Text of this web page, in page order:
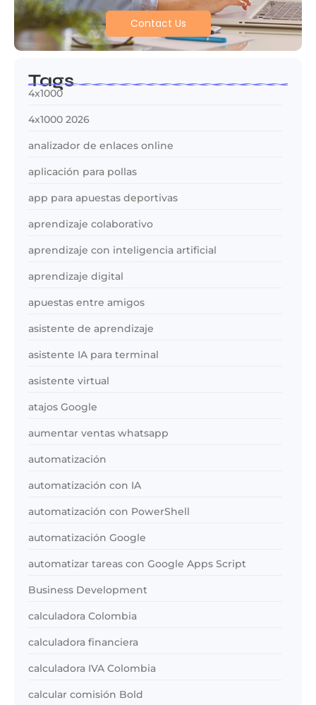
Contact Us
Tags
4x1000
4x1000 2026
analizador de enlaces online
aplicación para pollas
app para apuestas deportivas
aprendizaje colaborativo
aprendizaje con inteligencia artificial
aprendizaje digital
apuestas entre amigos
asistente de aprendizaje
asistente IA para terminal
asistente virtual
atajos Google
aumentar ventas whatsapp
automatización
automatización con IA
automatización con PowerShell
automatización Google
automatizar tareas con Google Apps Script
Business Development
calculadora Colombia
calculadora financiera
calculadora IVA Colombia
calcular comisión Bold